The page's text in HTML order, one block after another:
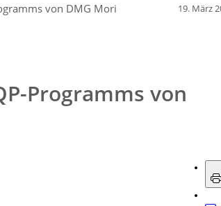
von DMG Mori 19. März
Programms von